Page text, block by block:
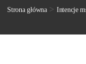
Strona główna> Intencje